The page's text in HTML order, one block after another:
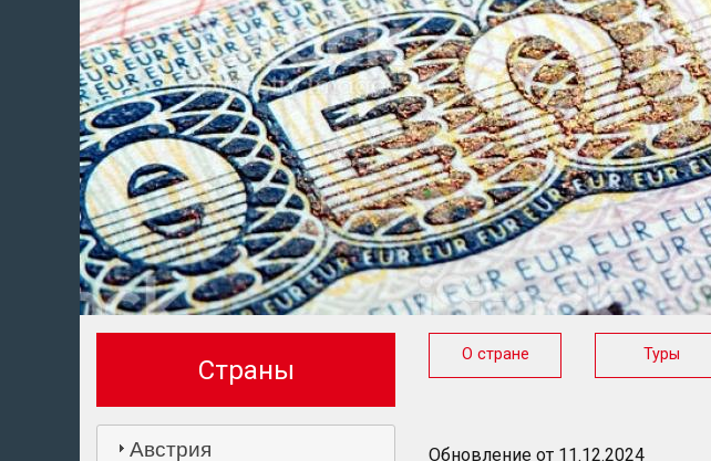
О стране Туры
Oбновление от 11.12.2024
Страны
Австрия